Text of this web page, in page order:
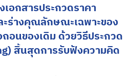
อกสารประกวดราคา
ร่างคุณลักษณะเฉพาะของ
อนของเดิม ด้วยวิธีประกวด
สิ้นสุดการรับฟังความคิด